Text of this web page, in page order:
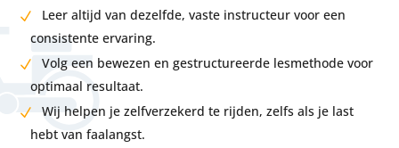
Leer altijd van dezelfde, vaste instructeur voor een
consistente ervaring.
Volg een bewezen en gestructureerde lesmethode voor
optimaal resultaat.
Wij helpen je zelfverzekerd te rijden, zelfs als je last
hebt van faalangst.